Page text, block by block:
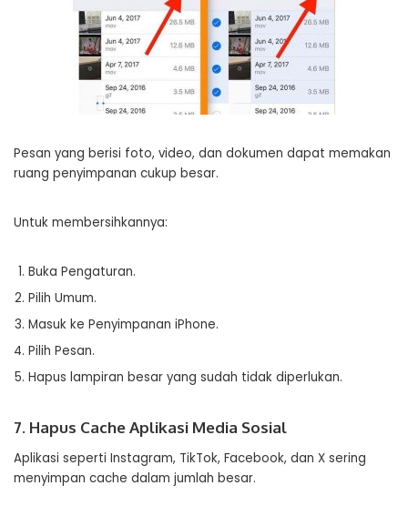
Pesan yang berisi foto, video, dan dokumen dapat memakan
ruang penyimpanan cukup besar.
Untuk membersihkannya:
Buka Pengaturan.
Pilih Umum.
Masuk ke Penyimpanan iPhone.
Pilih Pesan.
Hapus lampiran besar yang sudah tidak diperlukan.
7. Hapus Cache Aplikasi Media Sosial
Aplikasi seperti Instagram, TikTok, Facebook, dan X sering
menyimpan cache dalam jumlah besar.